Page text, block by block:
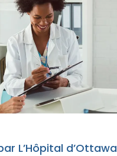
L’Hôpital d’Ottawa